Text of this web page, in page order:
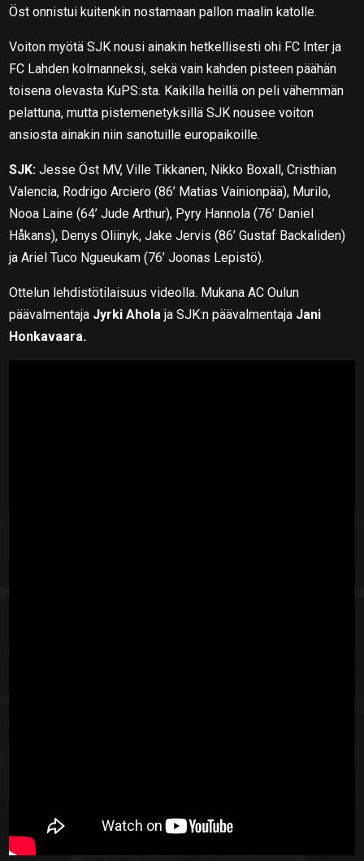
Öst onnistui kuitenkin nostamaan pallon maalin katolle.
Voiton myötä SJK nousi ainakin hetkellisesti ohi FC Inter ja
FC Lahden kolmanneksi, sekä vain kahden pisteen päähän
toisena olevasta KuPS:sta. Kaikilla heillä on peli vähemmän
pelattuna, mutta pistemenetyksillä SJK nousee voiton
ansiosta ainakin niin sanotuille europaikoille.
SJK: Jesse Öst MV, Ville Tikkanen, Nikko Boxall, Cristhian
Valencia, Rodrigo Arciero (86’ Matias Vainionpää), Murilo,
Nooa Laine (64’ Jude Arthur), Pyry Hannola (76’ Daniel
Håkans), Denys Oliinyk, Jake Jervis (86’ Gustaf Backaliden)
ja Ariel Tuco Ngueukam (76’ Joonas Lepistö).
Ottelun lehdistötilaisuus videolla. Mukana AC Oulun
päävalmentaja Jyrki Ahola ja SJK:n päävalmentaja Jani
Honkavaara.